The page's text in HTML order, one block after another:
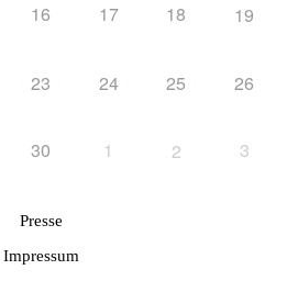
16 17 18 19
23 24 25 26
30 1 2 3
Presse
Impressum